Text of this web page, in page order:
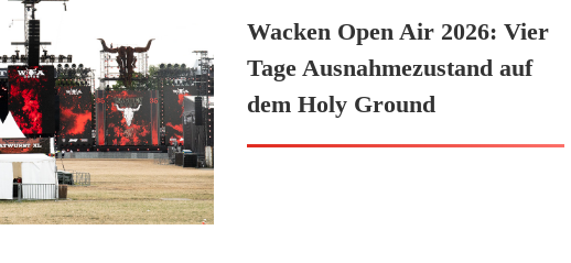
Wacken Open Air 2026: Vier
Tage Ausnahmezustand auf
dem Holy Ground